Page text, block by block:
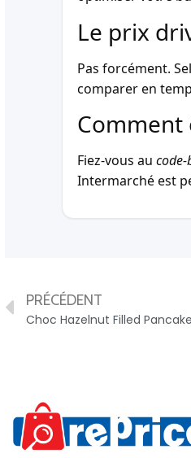
Le prix
Pas forcément.
comparer en
Comment
Fiez-vous au
Intermarché est
PRÉCÉDENT
Choc Hazelnut Filled